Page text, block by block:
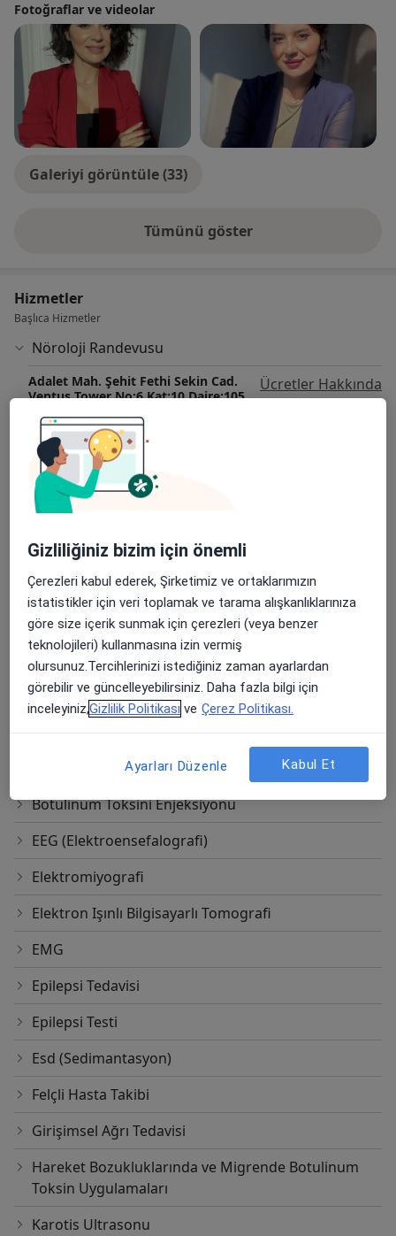
botoks uygulama kurslarında yer almıştır.
2021 yılında Dr. Özlem TERİM, İzmir’de kendi özel
kliniğinde bilimsel çalışmalarına devam etmektedir.
Demans, epilepsi, baş ağrısı konuları başta olmak
üzere genel tüm nörolojik hastalıklar alanında hekimlik
hizmeti verilen kliniğinde EEG, EMG tetkiklerinin yanı
sıra botulinum toksin (botoks) ile girişimsel tedavi
Fotoğraflar ve videolar
Galeriyi görüntüle (33)
Tümünü gösterdeneyim hakkında
Hizmetler
Başlıca Hizmetler
Nöroloji Randevusu
Adalet Mah. Şehit Fethi Sekin Cad.
Ventus Tower No:6 Kat:10 Daire:105,
Ücretler Hakkında
Özlem Eranıl Muayenehanesi
Adalet Mah. Şehit Fethi Sekin Cad.
Ventus Tower No:6 Kat:10 Daire:105,
İzmir
Özlem Eranıl Muayenehanesi
Diğer Hizmetler
Alzheimer Takibi
Baş Ağrısı Değerlendirme
Baş Dönmesi Değerlendirmesi
Bilgisayarlı Tomografi Taraması(Bt)
Botoksla Ağrı Tedavisi
Botulinum Toksini Enjeksiyonu
EEG (Elektroensefalografi)
Elektromiyografi
Elektron Işınlı Bilgisayarlı Tomografi
EMG
Epilepsi Tedavisi
Epilepsi Testi
Esd (Sedimantasyon)
Felçli Hasta Takibi
Girişimsel Ağrı Tedavisi
Hareket Bozukluklarında ve Migrende Botulinum
Toksin Uygulamaları
Karotis Ultrasonu
Gizliliğiniz bizim için önemli
Çerezleri kabul ederek, Şirketimiz ve ortaklarımızın
istatistikler için veri toplamak ve tarama alışkanlıklarınıza
göre size içerik sunmak için çerezleri (veya benzer
teknolojileri) kullanmasına izin vermiş
olursunuz.Tercihlerinizi istediğiniz zaman ayarlardan
görebilir ve güncelleyebilirsiniz. Daha fazla bilgi için
inceleyiniz,Gizlilik Politikası ve Çerez Politikası.
Ayarları Düzenle Kabul Et